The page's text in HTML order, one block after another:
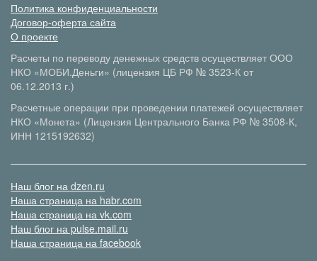
Политика конфиденциальности
Договор-оферта сайта
О проекте
Расчеты по переводу денежных средств осуществляет ООО
НКО «МОБИ.Деньги» (лицензия ЦБ РФ № 3523-К от
06.12.2013 г.)
Расчетные операции при проведении платежей осуществляет
НКО «Монета» (Лицензия Центрального Банка РФ № 3508-К,
ИНН 1215192632)
Наш блог на dzen.ru
Наша страница на habr.com
Наша страница на vk.com
Наш блог на pulse.mail.ru
Наша страница на facebook